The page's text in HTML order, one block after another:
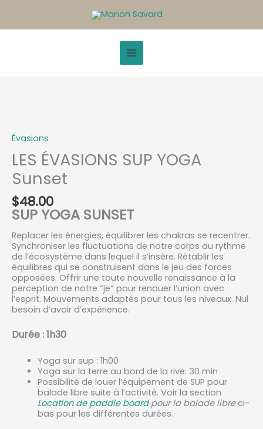
Évasions
LES ÉVASIONS SUP YOGA
Sunset
$48.00
SUP YOGA SUNSET
Replacer les énergies, équilibrer les chakras se recentrer.
Synchroniser les fluctuations de notre corps au rythme
de l’écosystème dans lequel il s’insère. Rétablir les
équilibres qui se construisent dans le jeu des forces
opposées. Offrir une toute nouvelle renaissance à la
perception de notre “je“ pour renouer l’union avec
l’esprit. Mouvements adaptés pour tous les niveaux. Nul
besoin d’avoir d’expérience.
Durée : 1h30
Yoga sur sup : 1h00
Yoga sur la terre au bord de la rive: 30 min
Possibilité de louer l’équipement de SUP pour
balade libre suite à l’activité. Voir la section
Location de paddle boardpour la balade libreci-
bas pour les différentes durées.
LES
ÉVASIONS
SUP
YOGA
Sunset